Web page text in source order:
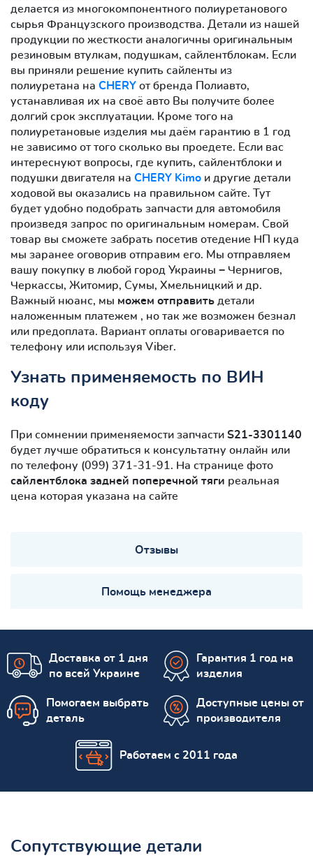
делается из многокомпонентного полиуретанового
сырья Французского производства. Детали из нашей
продукции по жесткости аналогичны оригинальным
резиновым втулкам, подушкам, сайлентблокам. Если
вы приняли решение купить сайленты из
полиуретана на CHERY от бренда Полиавто,
устанавливая их на своё авто Вы получите более
долгий срок эксплуатации. Кроме того на
полиуретановые изделия мы даём гарантию в 1 год
не зависимо от того сколько вы проедете. Если вас
интереснуют вопросы, где купить, сайлентблоки и
подушки двигателя на CHERY Kimo и другие детали
ходовой вы оказались на правильном сайте. Тут
будет удобно подобрать запчасти для автомобиля
произведя запрос по оригинальным номерам. Свой
товар вы сможете забрать посетив отедение НП куда
мы заранее оговорив отправим его. Мы отправляем
вашу покупку в любой город Украины − Чернигов,
Черкассы, Житомир, Сумы, Хмельницкий и др.
Важный нюанс, мы можем отправить детали
наложенным платежем , но так же возможен безнал
или предоплата. Вариант оплаты оговаривается по
телефону или используя Viber.
Узнать применяемость по ВИН
коду
При сомнении применяемости запчасти S21-3301140
будет лучше обратиться к консультатну онлайн или
по телефону (099) 371-31-91. На странице фото
сайлентблокa задней поперечной тяги реальная
цена которая указана на сайте
Отзывы
Помощь менеджера
Доставка от 1 дня
по всей Украине
Гарантия 1 год на
изделия
Помогаем выбрать
деталь
Доступные цены от
производителя
Работаем с 2011 года
Сопутствующие детали